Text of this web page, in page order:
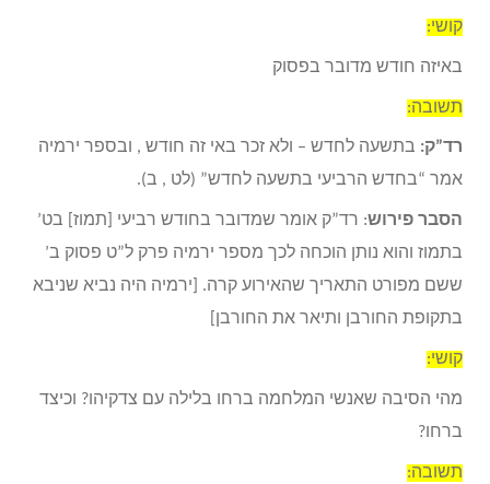
קושי:
באיזה חודש מדובר בפסוק
תשובה:
רד”ק: בתשעה לחדש – ולא זכר באי זה חודש , ובספר ירמיה
אמר “בחדש הרביעי בתשעה לחדש” (לט , ב).
הסבר פירוש: רד”ק אומר שמדובר בחודש רביעי [תמוז] בט’
בתמוז והוא נותן הוכחה לכך מספר ירמיה פרק ל”ט פסוק ב’
ששם מפורט התאריך שהאירוע קרה. [ירמיה היה נביא שניבא
בתקופת החורבן ותיאר את החורבן]
קושי:
מהי הסיבה שאנשי המלחמה ברחו בלילה עם צדקיהו? וכיצד
ברחו?
תשובה: